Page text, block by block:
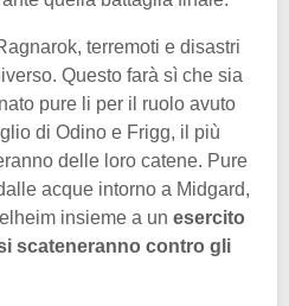
terremoti e disastri
Questo farà sì che sia
pure li per il ruolo avuto
di Odino e Frigg, il più
delle loro catene. Pure
acque intorno a Midgard,
insieme a un esercito
scateneranno contro gli